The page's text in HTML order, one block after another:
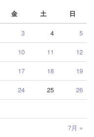
金 土 日
7月 »
3 4 5
10 11 12
17 18 19
24 25 26